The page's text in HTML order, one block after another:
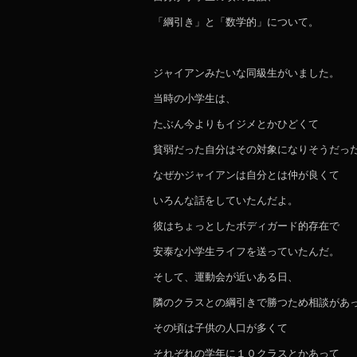
「綱引き」と「数学的」について。
ジャイアンみたいな同級生がいました。
当時の小学生は、
たぶん今よりもイジメとかひどくて
貧弱だった自分はその対象になりそうだっ
なぜかジャイアンは自分とは仲が良くて
いろんな話をしていたんだよ。
彼はちょっとしたボディガード的存在で
安泰な小学生ライフを送っていたんだ。
そして、運動会が近いある日、
隣のクラスとの綱引きで勝つため相談があっ
その頃は子供の人口が多くて
それぞれの学年に１０クラスとかあって